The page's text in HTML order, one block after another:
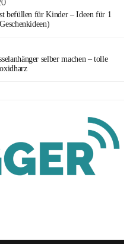
befüllen für Kinder – Ideen für 1
selber machen – tolle